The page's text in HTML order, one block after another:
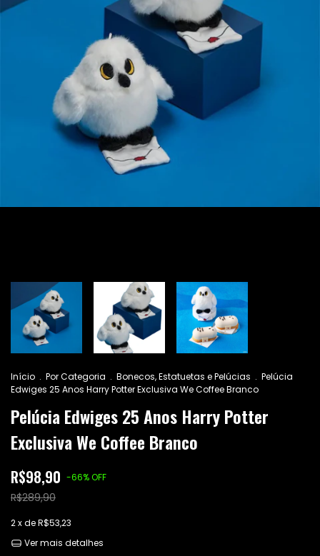
Início . Por Categoria . Bonecos, Estatuetas e Pelúcias . Pelúcia
Edwiges 25 Anos Harry Potter Exclusiva We Coffee Branco
Pelúcia Edwiges 25 Anos Harry Potter
Exclusiva We Coffee Branco
R$98,90 -66%OFF
R$289,90
2x deR$53,23
Ver mais detalhes